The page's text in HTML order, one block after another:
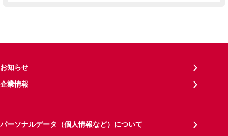
お知らせ
企業情報
パーソナルデータ（個人情報など）について